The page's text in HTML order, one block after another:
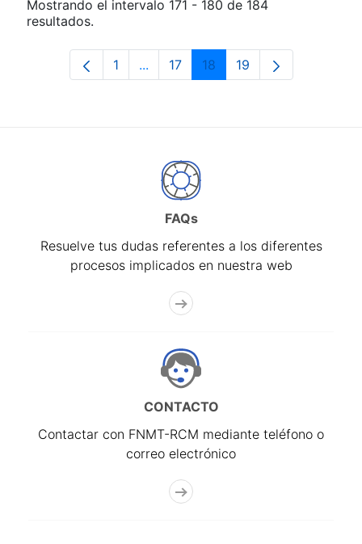
Mostrando el intervalo 171 - 180 de 184
resultados.
Página
1 ...Páginas intermedias Use TAB para
Página
17 Página
18 Página
19
FAQs
Resuelve tus dudas referentes a los diferentes
procesos implicados en nuestra web
CONTACTO
Contactar con FNMT-RCM mediante teléfono o
correo electrónico